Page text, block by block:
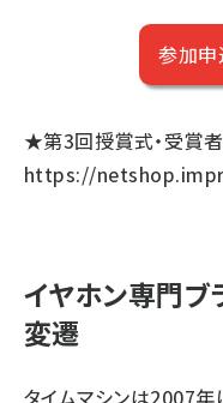
参加申
★第3回授賞式・受賞者
https://
イヤホン専門ブ
変遷
タイムマシンは2007年